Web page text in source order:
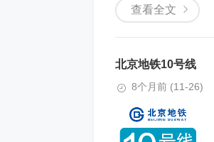
查看全文
北京地铁10号线
8个月前 (11-26)